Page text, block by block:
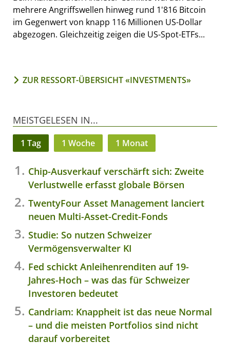
mehrere Angriffswellen hinweg rund 1'816 Bitcoin
im Gegenwert von knapp 116 Millionen US-Dollar
abgezogen. Gleichzeitig zeigen die US-Spot-ETFs...
ZUR RESSORT-ÜBERSICHT «INVESTMENTS»
MEISTGELESEN IN...
1 Tag 1 Woche 1 Monat
Chip-Ausverkauf verschärft sich: Zweite
Verlustwelle erfasst globale Börsen
TwentyFour Asset Management lanciert
neuen Multi-Asset-Credit-Fonds
Studie: So nutzen Schweizer
Vermögensverwalter KI
Fed schickt Anleihenrenditen auf 19-
Jahres-Hoch – was das für Schweizer
Investoren bedeutet
Candriam: Knappheit ist das neue Normal
– und die meisten Portfolios sind nicht
darauf vorbereitet